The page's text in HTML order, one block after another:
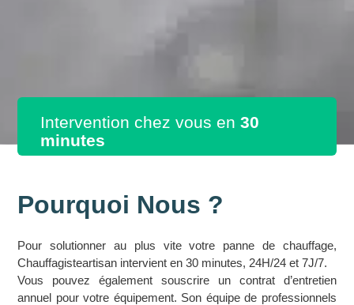
Intervention chez vous en 30
minutes
Pourquoi Nous ?
Pour solutionner au plus vite votre panne de chauffage,
Chauffagisteartisan intervient en 30 minutes, 24H/24 et 7J/7.
Vous pouvez également souscrire un contrat d’entretien
annuel pour votre équipement. Son équipe de professionnels